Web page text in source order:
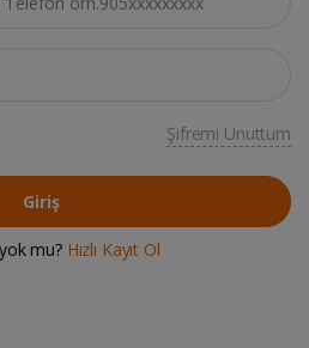
Şifremi Unuttum
Giriş
mu? Hızlı Kayıt Ol